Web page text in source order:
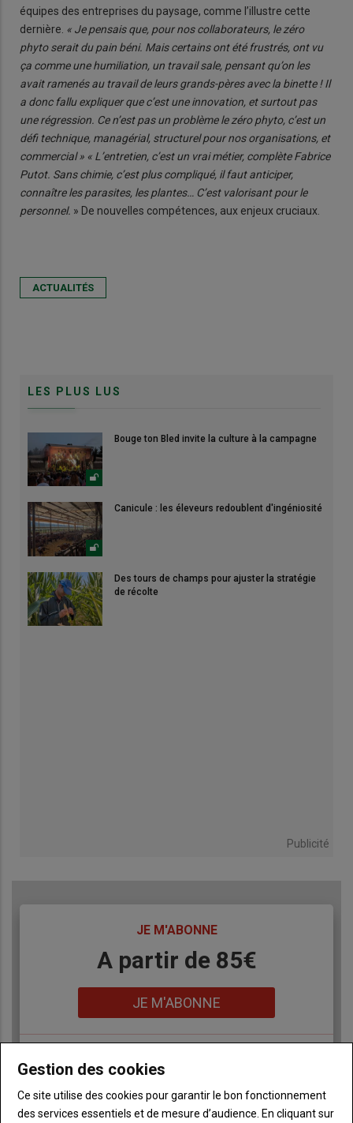
équipes des entreprises du paysage, comme l’illustre cette
dernière. « Je pensais que, pour nos collaborateurs, le zéro
phyto serait du pain béni. Mais certains ont été frustrés, ont vu
ça comme une humiliation, un travail sale, pensant qu’on les
avait ramenés au travail de leurs grands-pères avec la binette ! Il
a donc fallu expliquer que c’est une innovation, et surtout pas
une régression. Ce n’est pas un problème le zéro phyto, c’est un
défi technique, managérial, structurel pour nos organisations, et
commercial » « L’entretien, c’est un vrai métier, complète Fabrice
Putot. Sans chimie, c’est plus compliqué, il faut anticiper,
connaître les parasites, les plantes… C’est valorisant pour le
personnel. » De nouvelles compétences, aux enjeux cruciaux.
ACTUALITÉS
LES PLUS LUS
Bouge ton Bled invite la culture à la campagne
Canicule : les éleveurs redoublent d'ingéniosité
Des tours de champs pour ajuster la stratégie
de récolte
Publicité
JE M'ABONNE
A partir de 85€
JE M'ABONNE
ListeAccédez à tous les articles du site Terre de Touraine
Consultez le journal Terre de Touraine au format
numérique, sur tous les supports
Gestion des cookies
Ce site utilise des cookies pour garantir le bon fonctionnement
des services essentiels et de mesure d’audience. En cliquant sur